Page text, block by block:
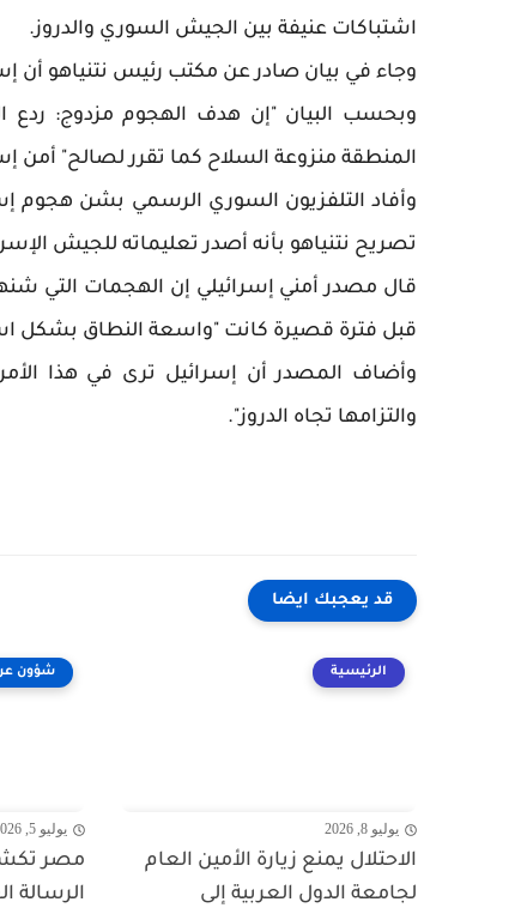
اشتباكات عنيفة بين الجيش السوري والدروز.
وجاء في بيان صادر عن مكتب رئيس نتنياهو أن
وبحسب البيان "إن هدف الهجوم مزدوج: ردع
المنطقة منزوعة السلاح كما تقرر لصالح" أمن
وأفاد التلفزيون السوري الرسمي بشن هجوم
تصريح نتنياهو بأنه أصدر تعليماته للجيش
قال مصدر أمني إسرائيلي إن الهجمات التي
قبل فترة قصيرة كانت "واسعة النطاق بشكل
وأضاف المصدر أن إسرائيل ترى في هذا
والتزامها تجاه الدروز".
قد يعجبك ايضا
الرئيسية
يوليو 8, 2026
الاحتلال يمنع زيارة الأمين العام
لجامعة الدول العربية إلى
شؤون
يوليو 5, 2026
مصر
الرسالة